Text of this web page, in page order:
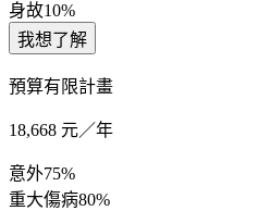
身故10%
我想了解
預算有限計畫
18,668 元／年
意外75%
重大傷病80%